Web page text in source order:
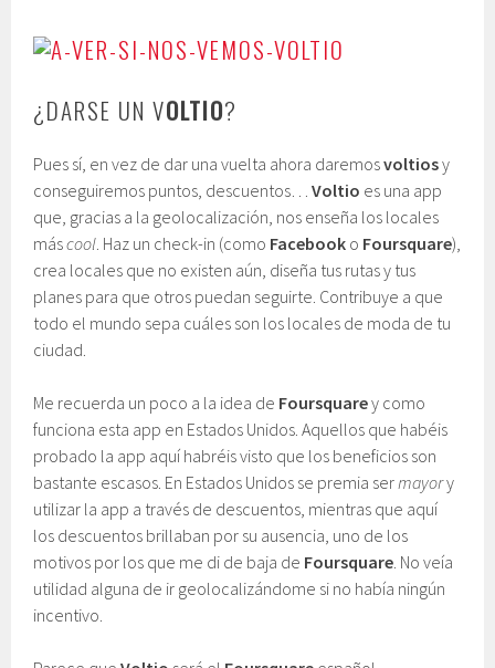
¿DARSE UN VOLTIO?
Pues sí, en vez de dar una vuelta ahora daremosvoltiosy
conseguiremos puntos, descuentos…Voltio es una app
que, gracias a la geolocalización, nos enseña los locales
máscool. Haz un check-in (como Facebook o Foursquare),
crea locales que no existen aún, diseña tus rutas y tus
planes para que otros puedan seguirte. Contribuye a que
todo el mundo sepa cuáles son los locales de moda de tu
ciudad.
Me recuerda un poco a la idea de Foursquarey como
funciona esta app en Estados Unidos. Aquellos que habéis
probado la app aquí habréis visto que los beneficios son
bastante escasos. En Estados Unidos se premia sermayory
utilizar la app a través de descuentos, mientras que aquí
los descuentos brillaban por su ausencia, uno de los
motivos por los que me di de baja de Foursquare. No veía
utilidad alguna de ir geolocalizándome si no había ningún
incentivo.